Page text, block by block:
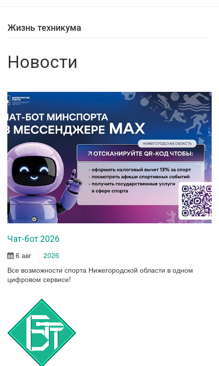
Жизнь техникума
Новости
Чат-бот 2026
6 авг
2026
Все возможности спорта Нижегородской области в одном
цифровом сервисе!